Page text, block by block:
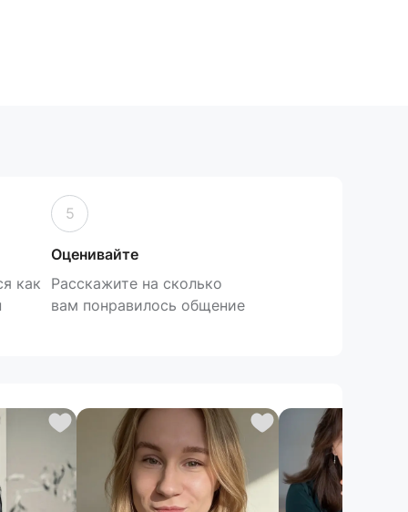
как
5
Оценивайте
Расскажите на сколько
вам понравилось общение